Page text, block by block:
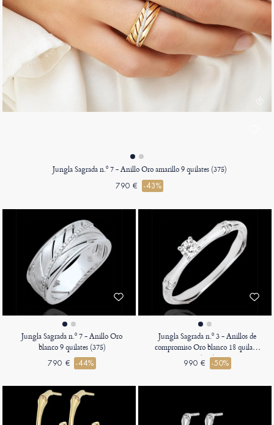
Jungla Sagrada n.º 7 - Anillo Oro amarillo 9 quilates (375)
790 € -43%
Jungla Sagrada n.º 7 - Anillo Oro
blanco 9 quilates (375)
790 € -44%
Jungla Sagrada n.º 3 - Anillos de
compromiso Oro blanco 18 quilates
(750)
990 € -50%